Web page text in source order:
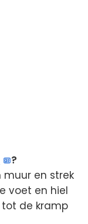
?
en strek
voet en hiel
de kramp